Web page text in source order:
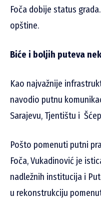
Foča dobije status
opštine.
Biće i boljih puteva
Kao najvažnije
navodio putnu
Sarajevu, Tjentištu i
Pošto pomenuti putni
Foča, Vukadinović je
nadležnih institucija i
u rekonstrukciju